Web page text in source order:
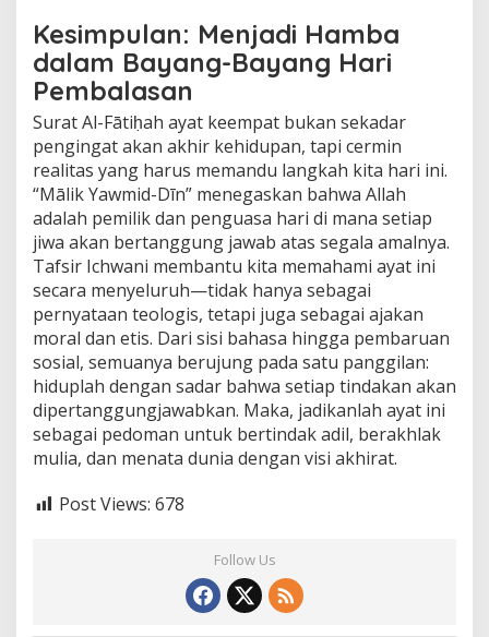
Kesimpulan: Menjadi Hamba
dalam Bayang-Bayang Hari
Pembalasan
Surat Al-Fātiḥah ayat keempat bukan sekadar
pengingat akan akhir kehidupan, tapi cermin
realitas yang harus memandu langkah kita hari ini.
“Mālik Yawmid-Dīn” menegaskan bahwa Allah
adalah pemilik dan penguasa hari di mana setiap
jiwa akan bertanggung jawab atas segala amalnya.
Tafsir Ichwani membantu kita memahami ayat ini
secara menyeluruh—tidak hanya sebagai
pernyataan teologis, tetapi juga sebagai ajakan
moral dan etis. Dari sisi bahasa hingga pembaruan
sosial, semuanya berujung pada satu panggilan:
hiduplah dengan sadar bahwa setiap tindakan akan
dipertanggungjawabkan. Maka, jadikanlah ayat ini
sebagai pedoman untuk bertindak adil, berakhlak
mulia, dan menata dunia dengan visi akhirat.
Post Views: 678
Follow Us